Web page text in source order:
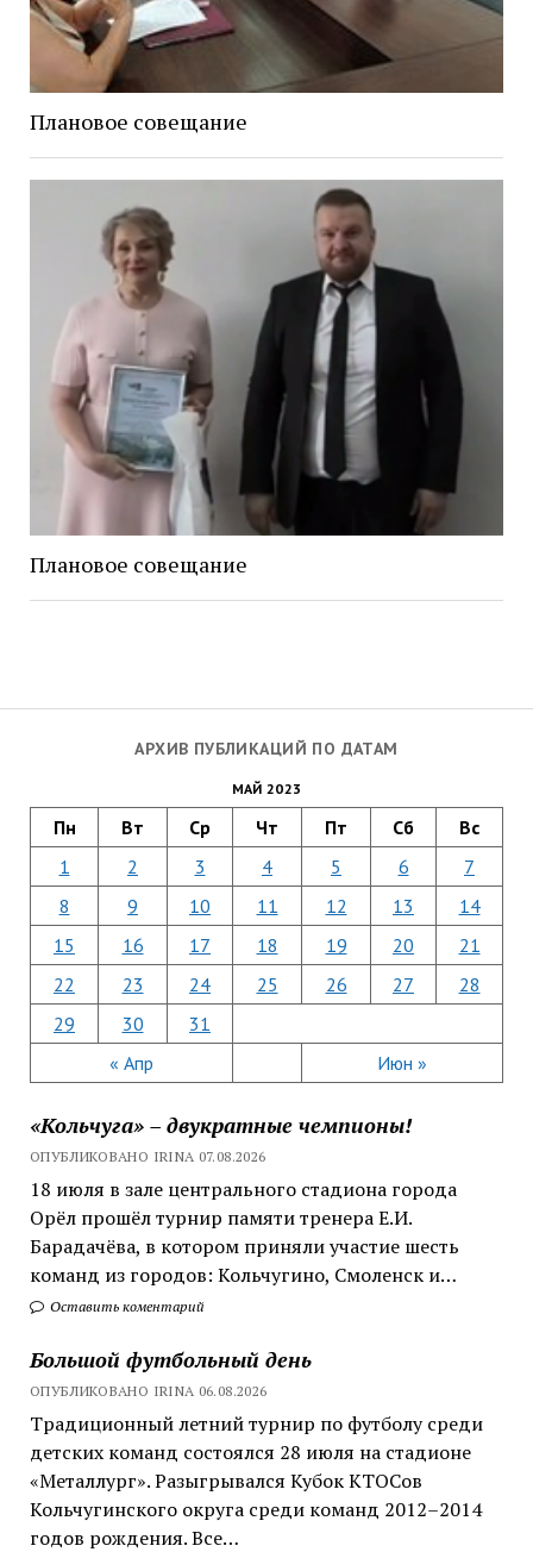
АРХИВ ПУБЛИКАЦИЙ ПО ДАТАМ
МАЙ 2023
Пн Вт Ср Чт Пт Сб Вс
« Апр Июн »
1 2 3 4 5 6
7
8
9 10 11 12 13
14
15
16 17 18 19 20
21
22
23 24 25 26 27
28
29
30 31
«Кольчуга» – двукратные чемпионы!
ОПУБЛИКОВАНО IRINA 07.08.2026
18 июля в зале центрального стадиона города
Орёл прошёл турнир памяти тренера Е.И.
Барадачёва, в котором приняли участие шесть
команд из городов: Кольчугино, Смоленск и…
Оставить коментарий
Большой футбольный день
ОПУБЛИКОВАНО IRINA 06.08.2026
Традиционный летний турнир по футболу среди
детских команд состоялся 28 июля на стадионе
«Металлург». Разыгрывался Кубок КТОСов
Кольчугинского округа среди команд 2012–2014
годов рождения. Все…
Плановое совещание
Плановое совещание